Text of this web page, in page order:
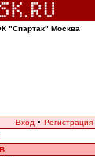
"Спартак" Москва
Вход • Регистрация